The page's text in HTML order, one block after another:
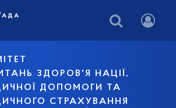
ЗДОРОВ'Я НАЦІЇ,
ДОПОМОГИ ТА
СТРАХУВАННЯ